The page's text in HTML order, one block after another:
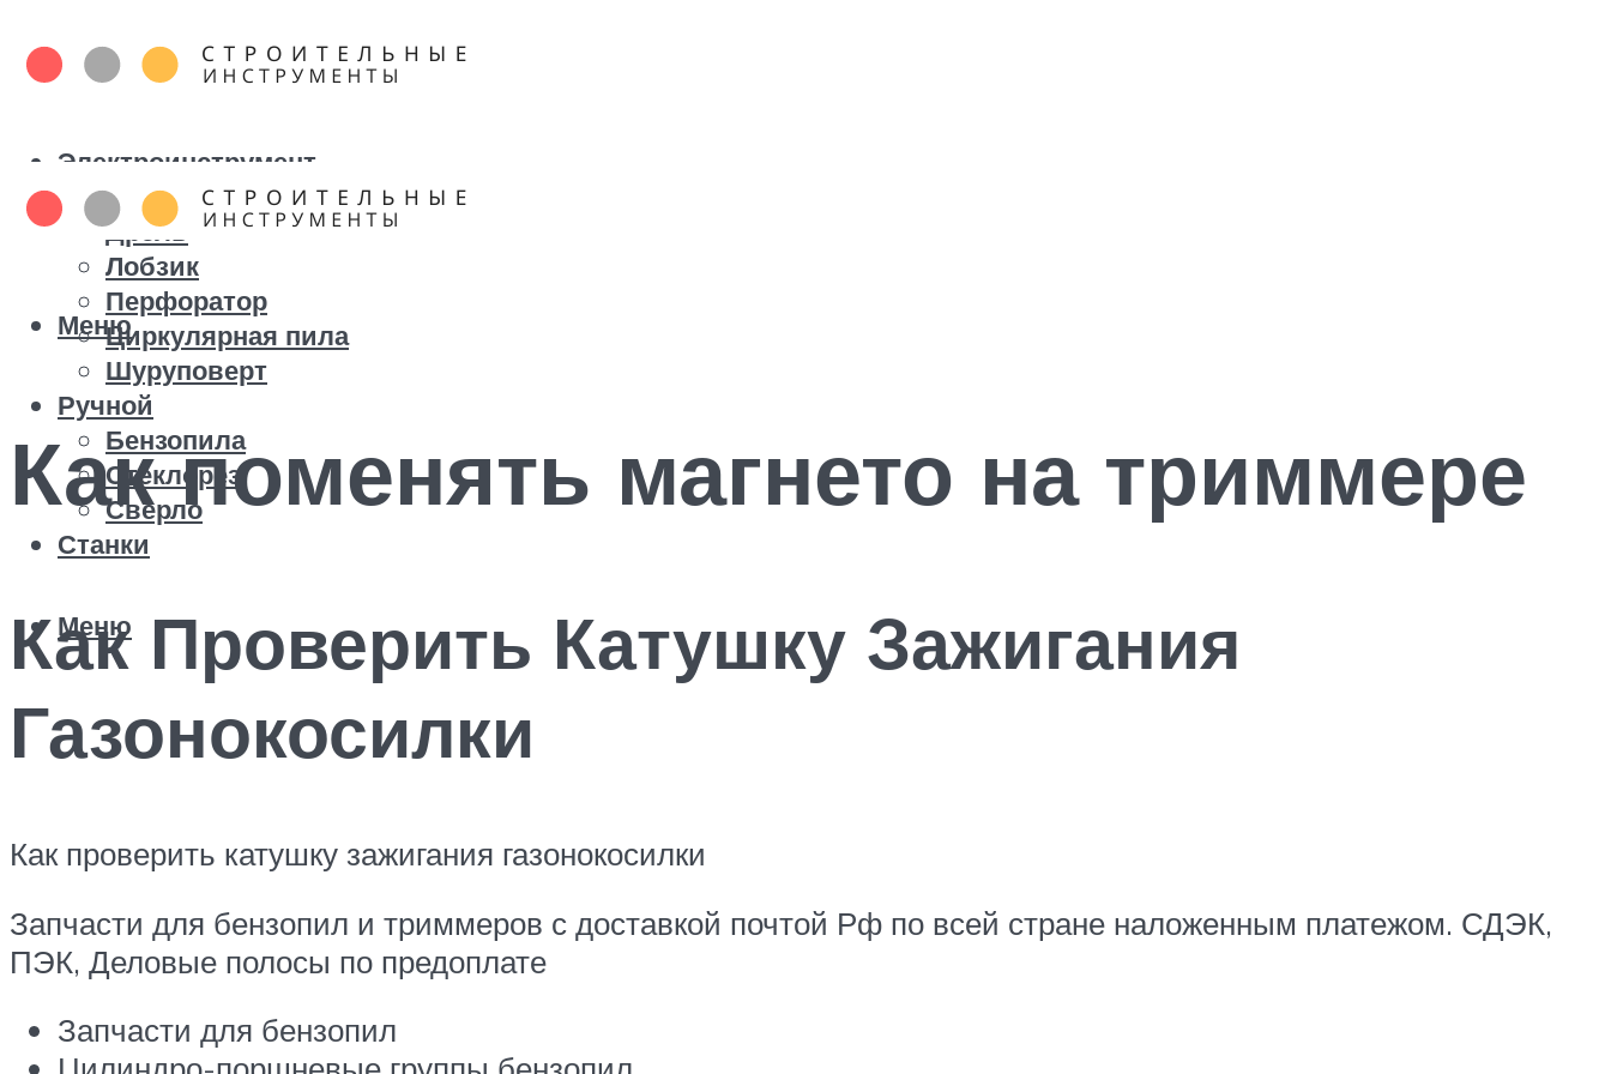
Электроинструмент
Болгарка
Дрель
Лобзик
Перфоратор
Циркулярная пила
Шуруповерт
Ручной
Бензопила
Стеклорез
Сверло
Станки
Меню
Меню
Как поменять магнето на триммере
Как Проверить Катушку Зажигания
Газонокосилки
Как проверить катушку зажигания газонокосилки
Запчасти для бензопил и триммеров с доставкой почтой Рф по всей стране наложенным платежом. СДЭК,
ПЭК, Деловые полосы по предоплате
Запчасти для бензопил